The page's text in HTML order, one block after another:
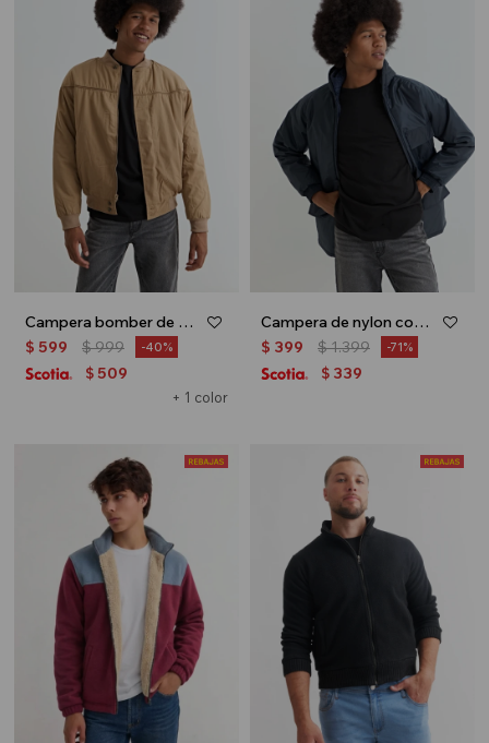
Campera bomber de nylon - Khaki
+ 1 color
$ 599 $999 40
$ 509
Campera de nylon con bolsillos - Azul marino
$ 399 $1.399 71
$ 339